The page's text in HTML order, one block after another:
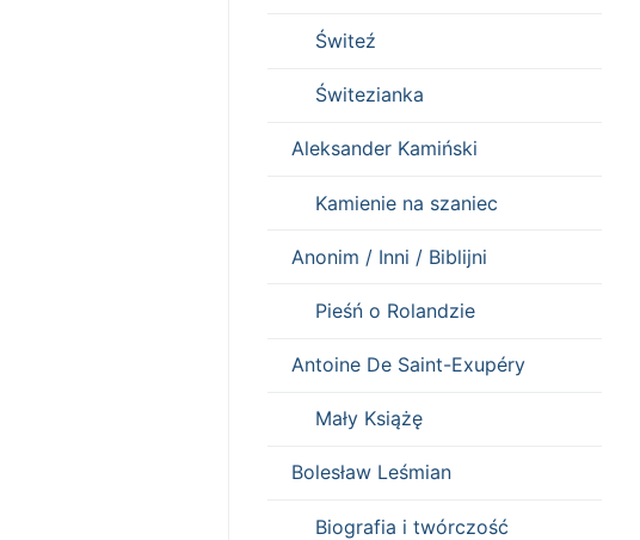
Świteź
Świtezianka
Aleksander Kamiński
Kamienie na szaniec
Anonim / Inni / Biblijni
Pieśń o Rolandzie
Antoine De Saint-Exupéry
Mały Książę
Bolesław Leśmian
Biografia i twórczość